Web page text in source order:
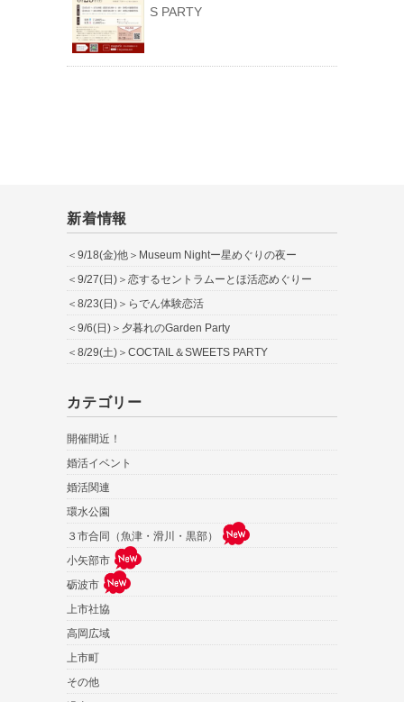
S PARTY
新着情報
＜9/18(金)他＞Museum Nightー星めぐりの夜ー
＜9/27(日)＞恋するセントラムーとほ活恋めぐりー
＜8/23(日)＞らでん体験恋活
＜9/6(日)＞夕暮れのGarden Party
＜8/29(土)＞COCTAIL＆SWEETS PARTY
カテゴリー
開催間近！
婚活イベント
婚活関連
環水公園
３市合同（魚津・滑川・黒部）
小矢部市
砺波市
上市社協
高岡広域
上市町
その他